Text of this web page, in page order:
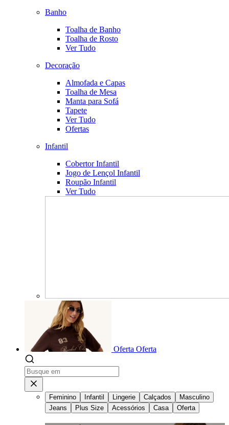
Banho
Toalha de Banho
Toalha de Rosto
Ver Tudo
Decoração
Almofada e Capas
Toalha de Mesa
Manta para Sofá
Tapete
Ver Tudo
Ofertas
Infantil
Cobertor Infantil
Jogo de Lençol Infantil
Roupão Infantil
Ver Tudo
Oferta Oferta
Feminino Infantil Lingerie Calçados
Masculino
Jeans
Plus Size Acessórios Casa Oferta